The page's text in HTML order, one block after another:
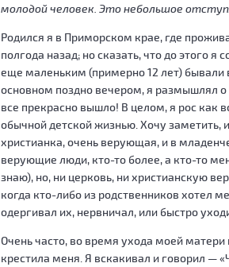
молодой человек. Это небольшое
Родился я в Приморском крае, где
полгода назад; но сказать, что до этого
еще маленьким (примерно 12 лет) бывали
основном поздно вечером, я размышлял о
все прекрасно вышло! В целом, я рос как
обычной детской жизнью. Хочу
христианка, очень верующая, и в
верующие люди, кто-то более, а кто-то
знаю), но, ни церковь, ни христианскую
когда кто-либо из родственников хотел
одергивал их, нервничал, или быстро
Очень часто, во время ухода моей
крестила меня. Я вскакивал и говорил —